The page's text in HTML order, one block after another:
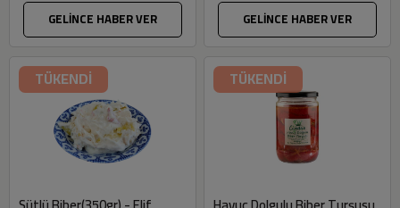
GELİNCE HABER VER GELİNCE HABER VER
TÜKENDİ TÜKENDİ